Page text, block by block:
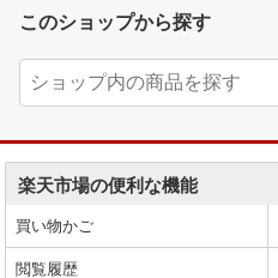
このショップから探す
楽天市場の便利な機能
買い物かご
閲覧履歴